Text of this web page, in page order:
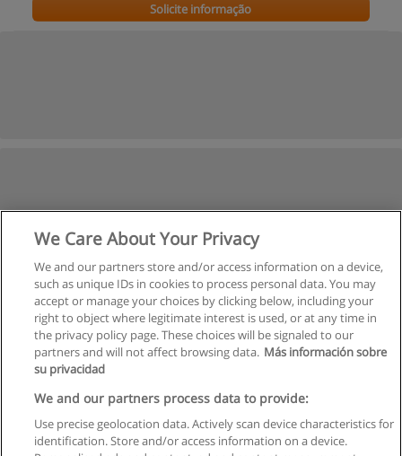
Solicite informação
Regras de uso
We Care About Your Privacy
We and our partners store and/or access information on a device,
such as unique IDs in cookies to process personal data. You may
accept or manage your choices by clicking below, including your
right to object where legitimate interest is used, or at any time in
the privacy policy page. These choices will be signaled to our
partners and will not affect browsing data. Más información sobre
su privacidad
We and our partners process data to provide:
Use precise geolocation data. Actively scan device characteristics for
identification. Store and/or access information on a device.